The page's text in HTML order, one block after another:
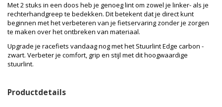
Met 2 stuks in een doos heb je genoeg lint om zowel je linker- als je
rechterhandgreep te bedekken. Dit betekent dat je direct kunt
beginnen met het verbeteren van je fietservaring zonder je zorgen
te maken over het ontbreken van materiaal.
Upgrade je racefiets vandaag nog met het Stuurlint Edge carbon -
zwart. Verbeter je comfort, grip en stijl met dit hoogwaardige
stuurlint.
Productdetails